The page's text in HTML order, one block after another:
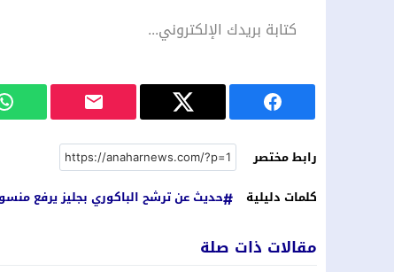
رابط مختصر
كلمات دليلية
حديث عن ترشح الباكوري بجليز يرفع
مقالات ذات صلة